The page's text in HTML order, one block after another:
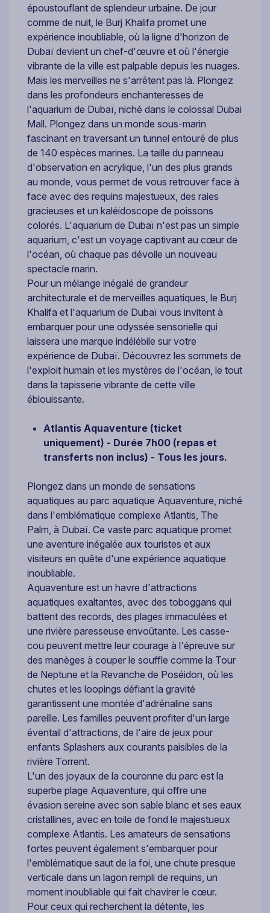
époustouflant de splendeur urbaine. De jour
comme de nuit, le Burj Khalifa promet une
expérience inoubliable, où la ligne d'horizon de
Dubaï devient un chef-d'œuvre et où l'énergie
vibrante de la ville est palpable depuis les nuages.
Mais les merveilles ne s'arrêtent pas là. Plongez
dans les profondeurs enchanteresses de
l'aquarium de Dubaï, niché dans le colossal Dubai
Mall. Plongez dans un monde sous-marin
fascinant en traversant un tunnel entouré de plus
de 140 espèces marines. La taille du panneau
d'observation en acrylique, l'un des plus grands
au monde, vous permet de vous retrouver face à
face avec des requins majestueux, des raies
gracieuses et un kaléidoscope de poissons
colorés. L'aquarium de Dubaï n'est pas un simple
aquarium, c'est un voyage captivant au cœur de
l'océan, où chaque pas dévoile un nouveau
spectacle marin.
Pour un mélange inégalé de grandeur
architecturale et de merveilles aquatiques, le Burj
Khalifa et l'aquarium de Dubaï vous invitent à
embarquer pour une odyssée sensorielle qui
laissera une marque indélébile sur votre
expérience de Dubaï. Découvrez les sommets de
l'exploit humain et les mystères de l'océan, le tout
dans la tapisserie vibrante de cette ville
éblouissante.
Atlantis Aquaventure (ticket
uniquement) - Durée 7h00 (repas et
transferts non inclus) - Tous les jours.
Plongez dans un monde de sensations
aquatiques au parc aquatique Aquaventure, niché
dans l'emblématique complexe Atlantis, The
Palm, à Dubaï. Ce vaste parc aquatique promet
une aventure inégalée aux touristes et aux
visiteurs en quête d'une expérience aquatique
inoubliable.
Aquaventure est un havre d'attractions
aquatiques exaltantes, avec des toboggans qui
battent des records, des plages immaculées et
une rivière paresseuse envoûtante. Les casse-
cou peuvent mettre leur courage à l'épreuve sur
des manèges à couper le souffle comme la Tour
de Neptune et la Revanche de Poséidon, où les
chutes et les loopings défiant la gravité
garantissent une montée d'adrénaline sans
pareille. Les familles peuvent profiter d'un large
éventail d'attractions, de l'aire de jeux pour
enfants Splashers aux courants paisibles de la
rivière Torrent.
L'un des joyaux de la couronne du parc est la
superbe plage Aquaventure, qui offre une
évasion sereine avec son sable blanc et ses eaux
cristallines, avec en toile de fond le majestueux
complexe Atlantis. Les amateurs de sensations
fortes peuvent également s'embarquer pour
l'emblématique saut de la foi, une chute presque
verticale dans un lagon rempli de requins, un
moment inoubliable qui fait chavirer le cœur.
Pour ceux qui recherchent la détente, les